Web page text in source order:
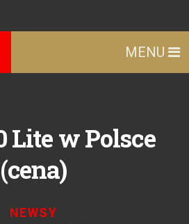
MENU
Lite w Polsce
(cena)
NEWSY